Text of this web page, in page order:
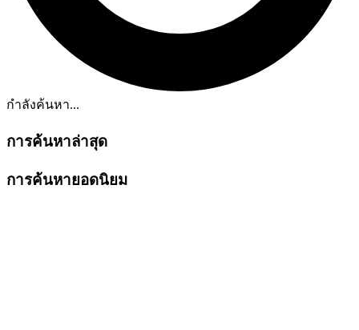
กำลังค้นหา...
การค้นหาล่าสุด
การค้นหายอดนิยม